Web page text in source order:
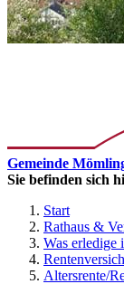
Gemeinde
Sie befinden sich
Start
Rathaus &
Was erledige
Altersrente/